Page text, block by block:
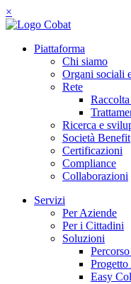
×
Piattaforma
Chi siamo
Organi sociali
Rete
Ricerca e
Società Benefit
Certificazioni
Compliance
Collaborazioni
Servizi
Per Aziende
Per i Cittadini
Soluzioni
Easy